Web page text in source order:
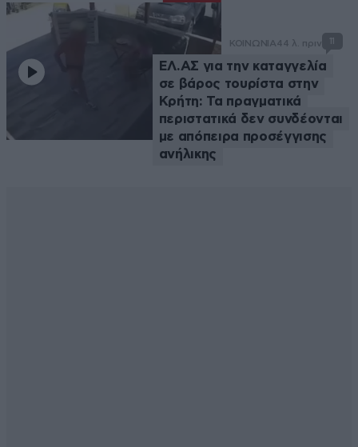
ΚΟΙΝΩΝΙΑ44 λ. πριν 11
ΕΛ.ΑΣ για την καταγγελία
σε βάρος τουρίστα στην
Κρήτη: Τα πραγματικά
περιστατικά δεν συνδέονται
με απόπειρα προσέγγισης
ανήλικης